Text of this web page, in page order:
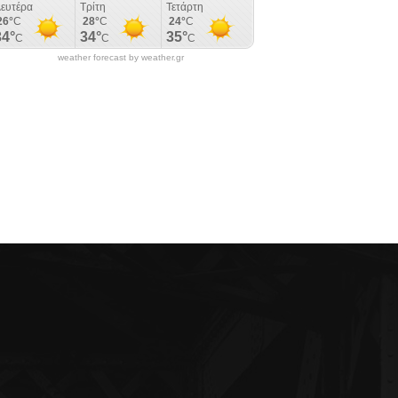
weather forecast by weather.gr